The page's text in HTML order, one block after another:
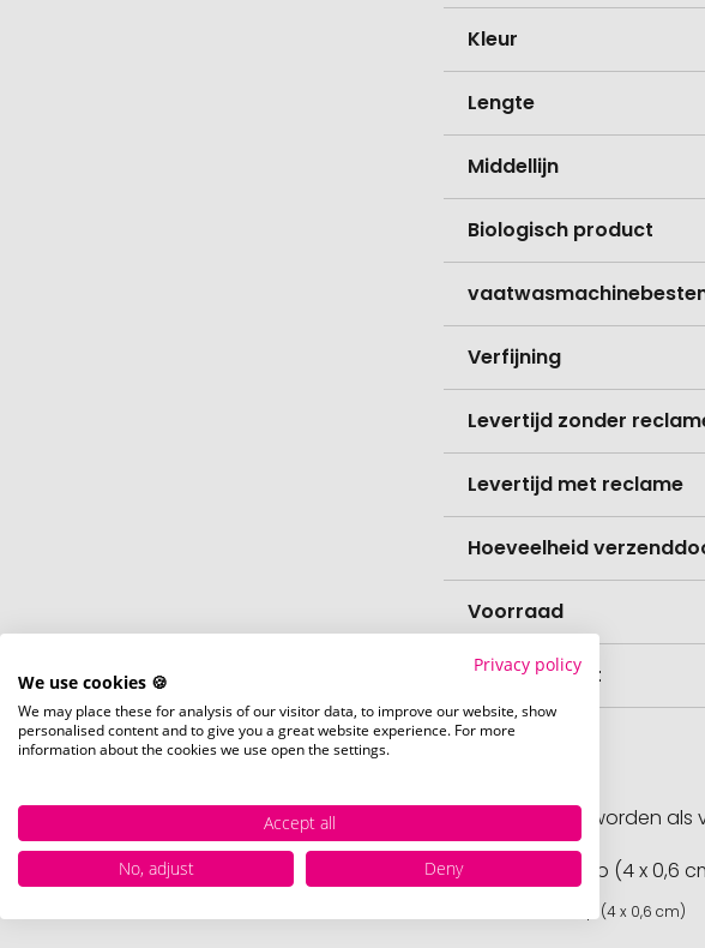
Kleur
Lengte
Middellijn
Biologisch product
Verfijning
Levertijd zonder
Levertijd met reclame
Hoeveelheid
Voorraad
Nettogewicht
De drukposities worden
Naast de clip (4 x 0,6 cm)
Privacy policy
We use cookies 🍪
We may place these for analysis of our visitor data, to improve our website, show
personalised content and to give you a great website experience. For more
information about the cookies we use open the settings.
Accept all
No, adjust
Deny